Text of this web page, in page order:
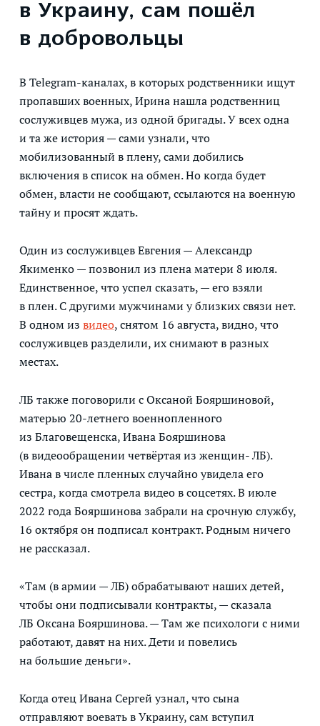
в Украину, сам пошёл
в добровольцы
В Telegram-каналах, в которых родственники ищут
пропавших военных, Ирина нашла родственниц
сослуживцев мужа, из одной бригады. У всех одна
и та же история — сами узнали, что
мобилизованный в плену, сами добились
включения в список на обмен. Но когда будет
обмен, власти не сообщают, ссылаются на военную
тайну и просят ждать.
Один из сослуживцев Евгения — Александр
Якименко — позвонил из плена матери 8 июля.
Единственное, что успел сказать, — его взяли
в плен. С другими мужчинами у близких связи нет.
В одном из видео, снятом 16 августа, видно, что
сослуживцев разделили, их снимают в разных
местах.
ЛБ также поговорили с Оксаной Бояршиновой,
матерью 20-летнего военнопленного
из Благовещенска, Ивана Бояршинова
(в видеообращении четвёртая из женщин- ЛБ).
Ивана в числе пленных случайно увидела его
сестра, когда смотрела видео в соцсетях. В июле
2022 года Бояршинова забрали на срочную службу,
16 октября он подписал контракт. Родным ничего
не рассказал.
«Там (в армии — ЛБ) обрабатывают наших детей,
чтобы они подписывали контракты, — сказала
ЛБ Оксана Бояршинова. — Там же психологи с ними
работают, давят на них. Дети и повелись
на большие деньги».
Когда отец Ивана Сергей узнал, что сына
отправляют воевать в Украину, сам вступил